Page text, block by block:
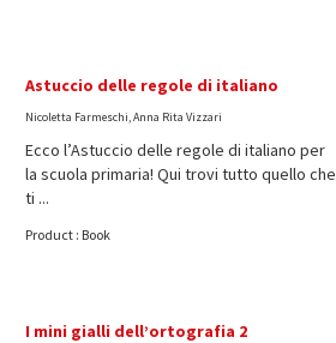
Astuccio delle regole di italiano
Nicoletta Farmeschi, Anna Rita Vizzari
Ecco l’Astuccio delle regole di italiano per
la scuola primaria! Qui trovi tutto quello che
ti ...
Product : Book
I mini gialli dell’ortografia 2